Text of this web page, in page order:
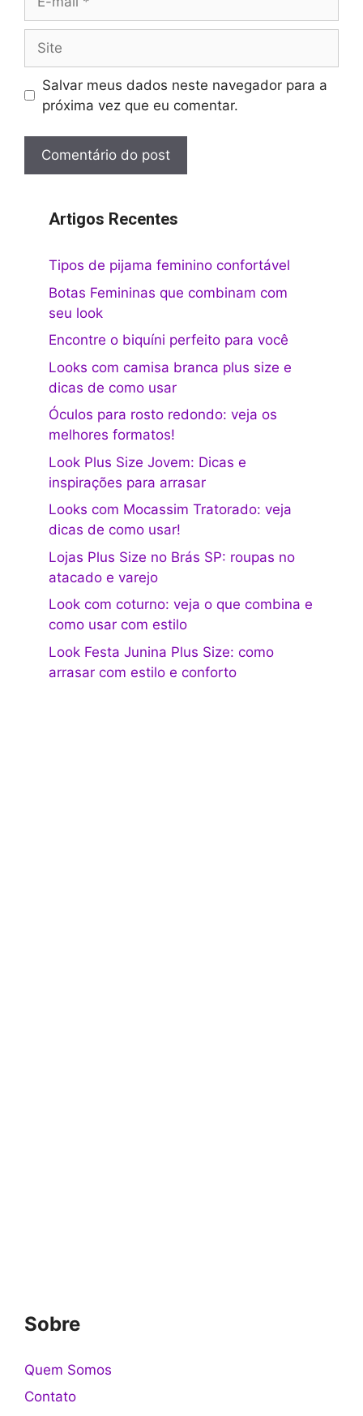
mail
Salvar meus dados neste navegador para a
próxima vez que eu comentar.
Artigos Recentes
Tipos de pijama feminino confortável
Botas Femininas que combinam com
seu look
Encontre o biquíni perfeito para você
Looks com camisa branca plus size e
dicas de como usar
Óculos para rosto redondo: veja os
melhores formatos!
Look Plus Size Jovem: Dicas e
inspirações para arrasar
Looks com Mocassim Tratorado: veja
dicas de como usar!
Lojas Plus Size no Brás SP: roupas no
atacado e varejo
Look com coturno: veja o que combina e
como usar com estilo
Look Festa Junina Plus Size: como
arrasar com estilo e conforto
Sobre
Quem Somos
Contato